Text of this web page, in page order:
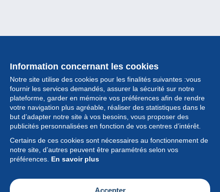
Information concernant les cookies
Notre site utilise des cookies pour les finalités suivantes :vous
fournir les services demandés, assurer la sécurité sur notre
plateforme, garder en mémoire vos préférences afin de rendre
votre navigation plus agréable, réaliser des statistiques dans le
but d’adapter notre site à vos besoins, vous proposer des
publicités personnalisées en fonction de vos centres d’intérêt.
Certains de ces cookies sont nécessaires au fonctionnement de
notre site, d’autres peuvent être paramétrés selon vos
préférences. En savoir plus
Accepter
Collection
Actualités
Fonctionnalités
Société